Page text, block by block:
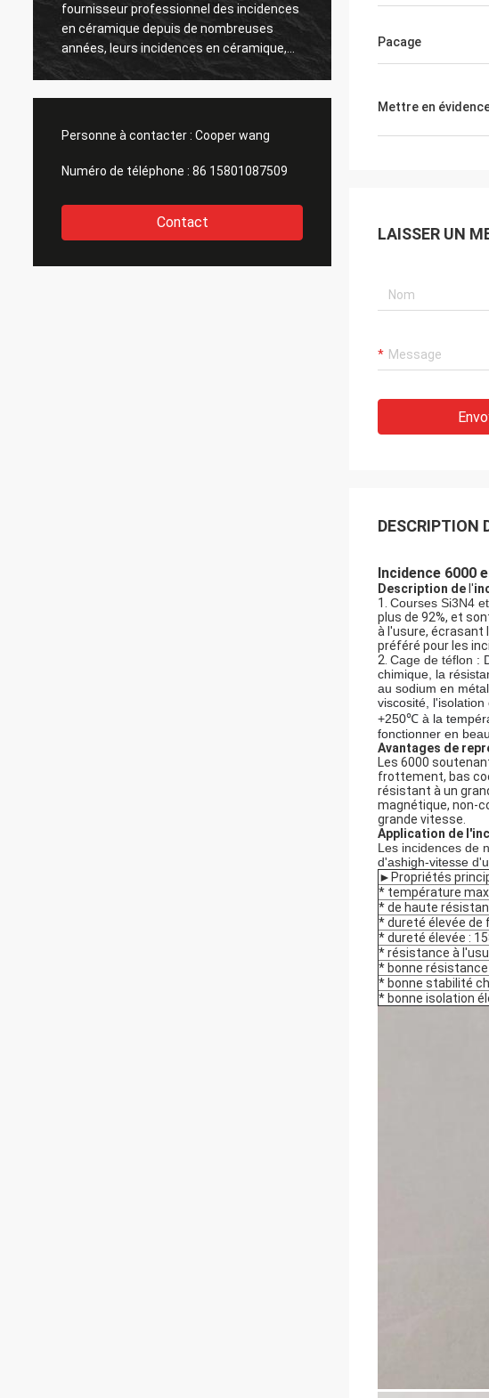
fournisseur professionnel des incidences
en céramique depuis de nombreuses
années, leurs incidences en céramique,
qui sont utilisées dans notre pompe sont
haute précision,
depuis de
Personne à contacter : Cooper wang
Numéro de téléphone : 86 15801087509
Contact
Pacage
Mettre en
LAISSER UN
DESCRIPTION
Incidence 6000
Description de l'
1. Courses Si3N4
plus de 92%, et
à l'usure, écrasant
préféré pour les
2. Cage de téflon :
chimique, la
au sodium en
viscosité,
+250℃ à la
fonctionner en
Avantages de
Les 6000
frottement, bas
résistant à un
magnétique, non-
grande vitesse.
Application de
Les incidences de
d'ashigh-vitesse d'
►Propriétés
* température
* de haute
* dureté élevée de
* dureté élevée :
* résistance à
* bonne
* bonne stabilité
* bonne isolation